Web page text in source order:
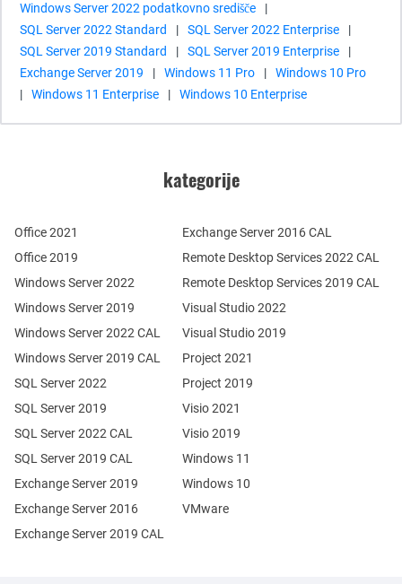
Windows Server 2022 podatkovno središče
|
SQL Server 2022 Standard
| SQL Server 2022 Enterprise
|
SQL Server 2019 Standard
| SQL Server 2019 Enterprise
|
Exchange Server 2019
| Windows 11 Pro |
Windows 10 Pro
|
Windows 11 Enterprise | Windows 10 Enterprise
kategorije
Office 2021
Office 2019
Windows Server 2022
Windows Server 2019
Exchange Server 2019
Exchange Server 2016
SQL Server 2022
SQL Server 2019
Windows Server 2022 CAL
Windows Server 2019 CAL
SQL Server 2022 CAL
SQL Server 2019 CAL
Remote Desktop Services 2022 CAL
Remote Desktop Services 2019 CAL
Exchange Server 2019 CAL
Exchange Server 2016 CAL
Visual Studio 2022
Visual Studio 2019
Project 2021
Project 2019
Visio 2021
Visio 2019
Windows 11
Windows 10
VMware